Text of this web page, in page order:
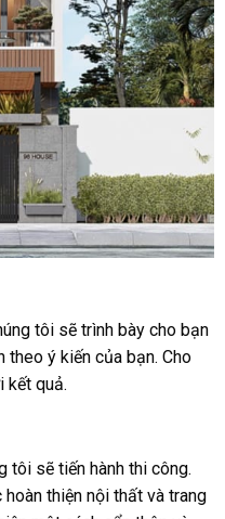
tôi sẽ trình bày cho bạn
theo ý kiến của bạn. Cho
kết quả.
tôi sẽ tiến hành thi công.
thiện nội thất và trang